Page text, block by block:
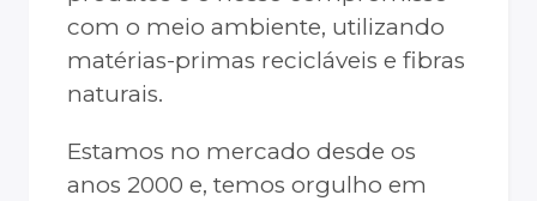
com o meio ambiente, utilizando
matérias-primas recicláveis e fibras
naturais.
Estamos no mercado desde os
anos 2000 e, temos orgulho em